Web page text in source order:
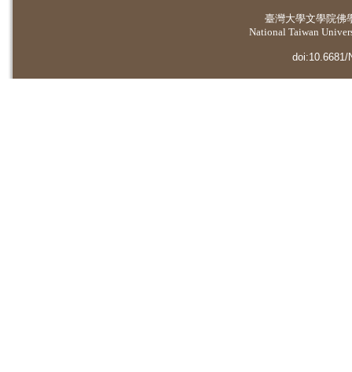
臺灣大學文學院佛
National Taiwan
doi:10.6681/